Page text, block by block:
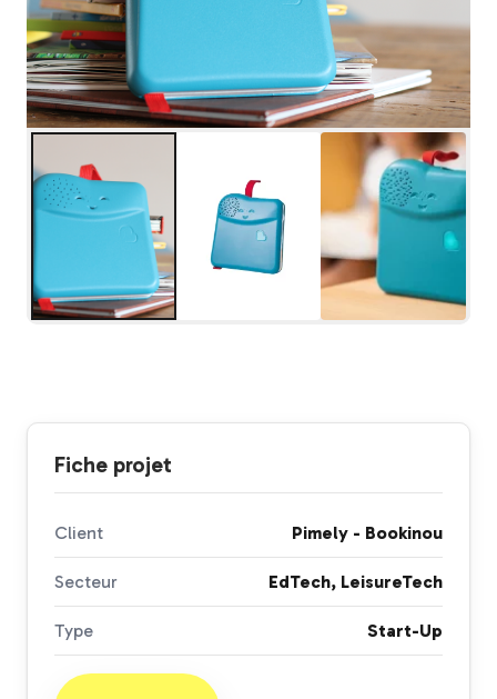
Fiche projet
Client Pimely - Bookinou
Secteur EdTech, LeisureTech
Type Start-Up